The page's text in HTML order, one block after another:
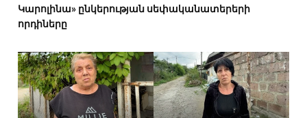
Կարոլինա» ընկերության սեփականատերերի
որդիները